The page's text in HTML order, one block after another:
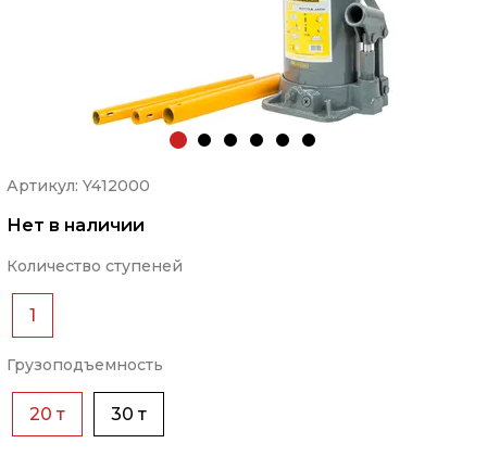
Артикул: Y412000
Нет в наличии
Количество ступеней
1
Грузоподъемность
20 т 30 т